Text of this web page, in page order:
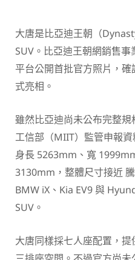
大唐是比亞迪王朝（
SUV。比亞迪王朝網銷售
平台公開首批官方照片，
式亮相。
雖然比亞迪尚未公布完整
工信部（MIIT）監管申報
身長 5263mm、寬
3130mm，整體尺寸接近
BMW iX、Kia EV9 與
SUV。
大唐同樣採七人座配置，